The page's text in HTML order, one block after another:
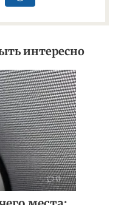
интересно
0